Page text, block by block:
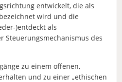
entwickelt, die als
wird und die
)entdeckt als
Steuerungsmechanismus des
zu einem offenen,
und zu einer „ethischen